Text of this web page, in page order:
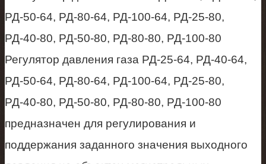
Регулятор давления газа РД-25-64, РД-40-64,
РД-50-64, РД-80-64, РД-100-64, РД-25-80,
РД-40-80, РД-50-80, РД-80-80, РД-100-80
предназначен для регулирования и
поддержания заданного значения выходного